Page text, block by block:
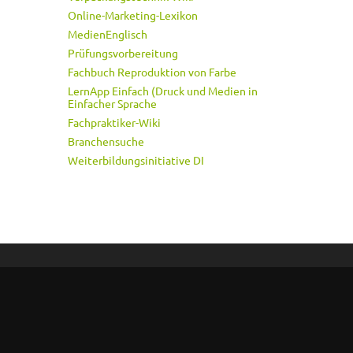
Online-Marketing-Lexikon
MedienEnglisch
Prüfungsvorbereitung
Fachbuch Reproduktion von Farbe
LernApp Einfach (Druck und Medien in
Einfacher Sprache
Fachpraktiker-Wiki
Branchensuche
Weiterbildungsinitiative DI